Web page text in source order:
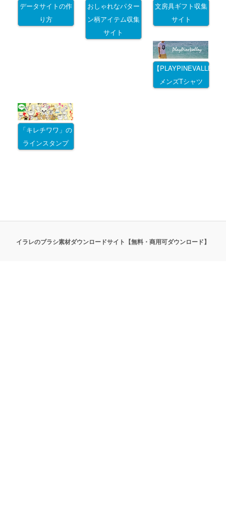
データサイトの作
り方
おしゃれなパター
ン柄アイテム収集
サイト
文房具ギフト収集
サイト
【PLAYPINEVALLEY
メンズTシャツ
「キレチワワ」の
ラインスタンプ
イラレのブラシ素材ダウンロードサイト【無料・商用可ダウンロード】